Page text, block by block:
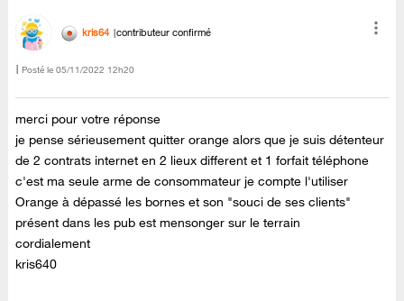
kris64 contributeur confirmé
Posté le ‎05/11/2022 12h20
merci pour votre réponse
je pense sérieusement quitter orange alors que je suis détenteur
de 2 contrats internet en 2 lieux different et 1 forfait téléphone
c'est ma seule arme de consommateur je compte l'utiliser
Orange à dépassé les bornes et son "souci de ses clients"
présent dans les pub est mensonger sur le terrain
cordialement
kris640